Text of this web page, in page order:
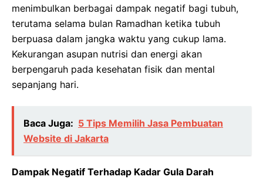
menimbulkan berbagai dampak negatif bagi tubuh,
terutama selama bulan Ramadhan ketika tubuh
berpuasa dalam jangka waktu yang cukup lama.
Kekurangan asupan nutrisi dan energi akan
berpengaruh pada kesehatan fisik dan mental
sepanjang hari.
Baca Juga: 5 Tips Memilih Jasa Pembuatan
Website di Jakarta
Dampak Negatif Terhadap Kadar Gula Darah